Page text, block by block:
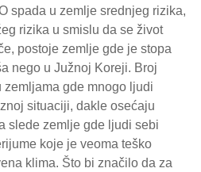
spada u zemlje srednjeg rizika,
rizika u smislu da se život
postoje zemlje gde je stopa
nego u Južnoj Koreji. Broj
gde mnogo ljudi
situaciji, dakle osećaju
slede zemlje gde ljudi sebi
koje je veoma teško
klima. Što bi značilo da za